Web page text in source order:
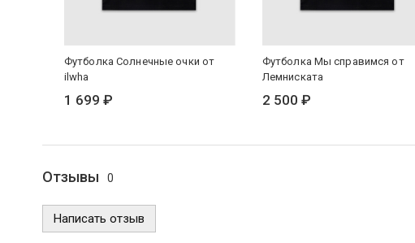
Футболка Солнечные очки от
ilwha
1 699 ₽
Футболка Мы справимся от
Лемниската
2 500 ₽
Отзывы 0
Написать отзыв